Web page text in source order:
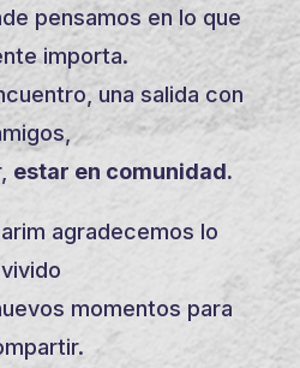
pensamos en lo que
importa.
una salida con
estar en comunidad.
agradecemos lo
vivido
momentos para